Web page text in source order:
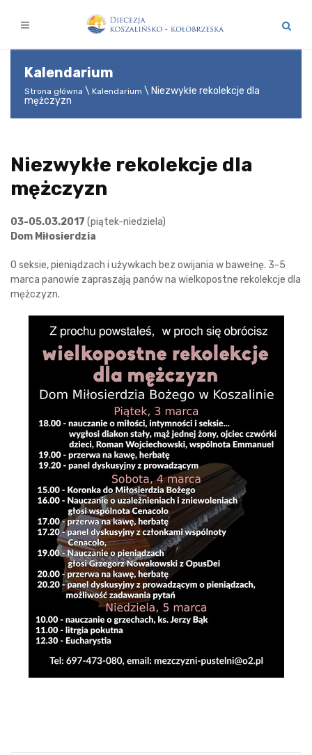
Kalendarium
Strona główna Kalendarium
Niezwykłe rekolekcje dla
mężczyzn
Niezwykłe rekolekcje dla
mężczyzn
03-05.03.2017 (piątek-niedziela)
Dom Miłosierdzia
O seksie, pieniądzach i używkach bez owijania w bawełnę. 3-5
marca panowie zapraszają panów na wielkopostne rekolekcje dla
mężczyzn.